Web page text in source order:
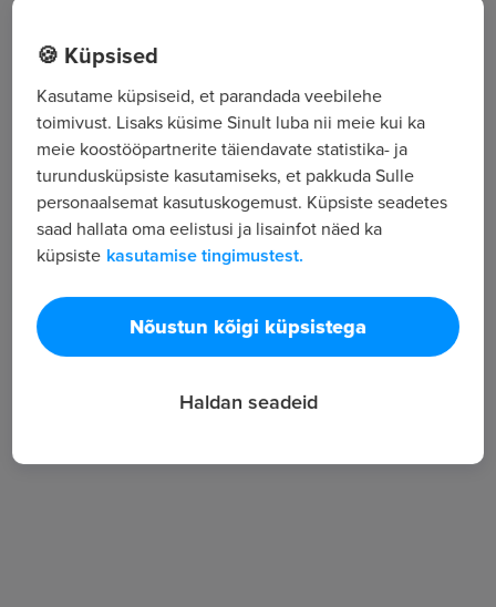
Kõik tööpakkumised
Tööpakkuja tutvustus
3
Töötajate arv
🍪 Küpsised
Kasutame küpsiseid, et parandada veebilehe
toimivust. Lisaks küsime Sinult luba nii meie kui ka
meie koostööpartnerite täiendavate statistika- ja
turundusküpsiste kasutamiseks, et pakkuda Sulle
personaalsemat kasutuskogemust. Küpsiste seadetes
saad hallata oma eelistusi ja lisainfot näed ka
küpsiste kasutamise tingimustest.
Nõustun kõigi küpsistega
Haldan seadeid